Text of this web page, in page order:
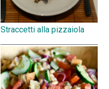
Straccetti alla pizzaiola